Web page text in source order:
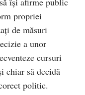
propriei
de măsuri
a unor
cursuri
chiar să decidă
politic.